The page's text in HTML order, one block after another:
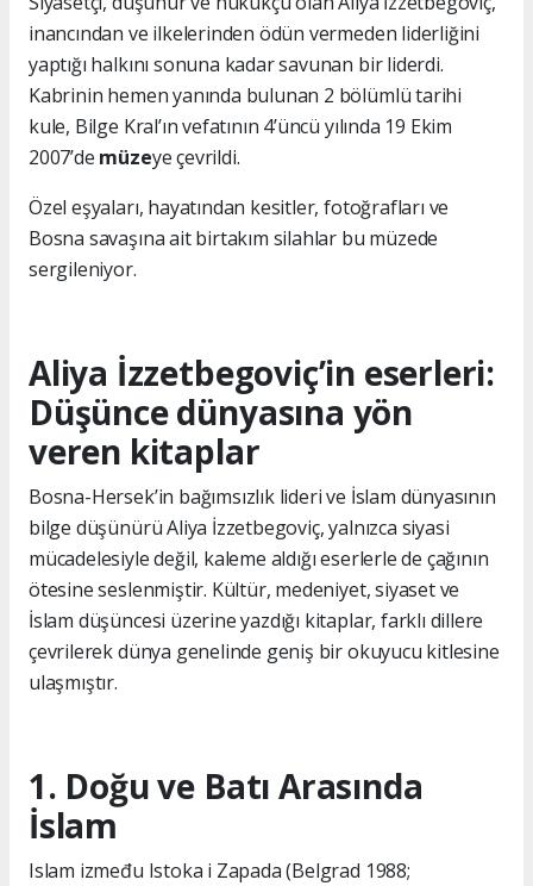
inancından ve ilkelerinden ödün vermeden liderliğini
yaptığı halkını sonuna kadar savunan bir liderdi.
Kabrinin hemen yanında bulunan 2 bölümlü tarihi
kule, Bilge Kral’ın vefatının 4’üncü yılında 19 Ekim
2007’de müzeye çevrildi.
Özel eşyaları, hayatından kesitler, fotoğrafları ve
Bosna savaşına ait birtakım silahlar bu müzede
sergileniyor.
Aliya İzzetbegoviç’in eserleri:
Düşünce dünyasına yön
veren kitaplar
Bosna-Hersek’in bağımsızlık lideri ve İslam dünyasının
bilge düşünürü Aliya İzzetbegoviç, yalnızca siyasi
mücadelesiyle değil, kaleme aldığı eserlerle de çağının
ötesine seslenmiştir. Kültür, medeniyet, siyaset ve
İslam düşüncesi üzerine yazdığı kitaplar, farklı dillere
çevrilerek dünya genelinde geniş bir okuyucu kitlesine
ulaşmıştır.
1. Doğu ve Batı Arasında
İslam
Islam između Istoka i Zapada (Belgrad 1988;